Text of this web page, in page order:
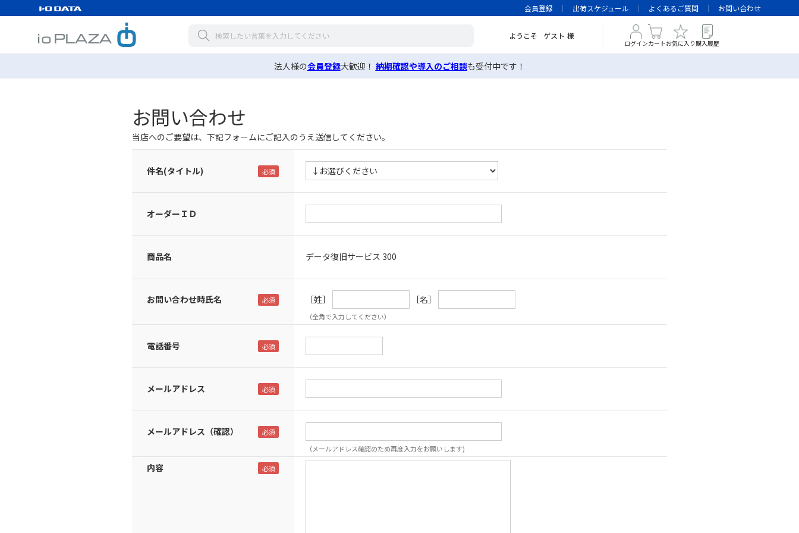
会員登録 出荷スケジュール よくあるご質問 お問い合わせ
ようこそ ゲスト 様
ログインカートお気に入り 購入履歴
法人様の会員登録大歓迎！ 納期確認や導入のご相談も受付中です！
お問い合わせ
当店へのご要望は、下記フォームにご記入のうえ送信してください。
件名(タイトル)
オーダーＩＤ
商品名 データ復旧サービス 300
お問い合わせ時氏名 ［姓］ ［名］
（全角で入力してください）
電話番号
メールアドレス
メールアドレス（確認）
（メールアドレス確認のため再度入力をお願いします)
内容